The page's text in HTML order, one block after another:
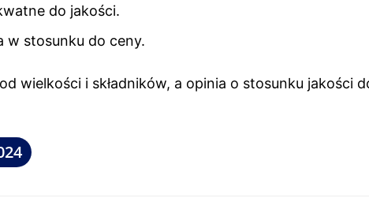
do jakości.
w stosunku do ceny.
wielkości i składników, a opinia o stosunku jakości